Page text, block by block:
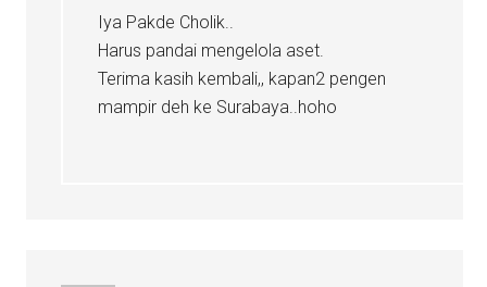
Iya Pakde Cholik..
Harus pandai mengelola aset.
Terima kasih kembali,, kapan2 pengen
mampir deh ke Surabaya..hoho